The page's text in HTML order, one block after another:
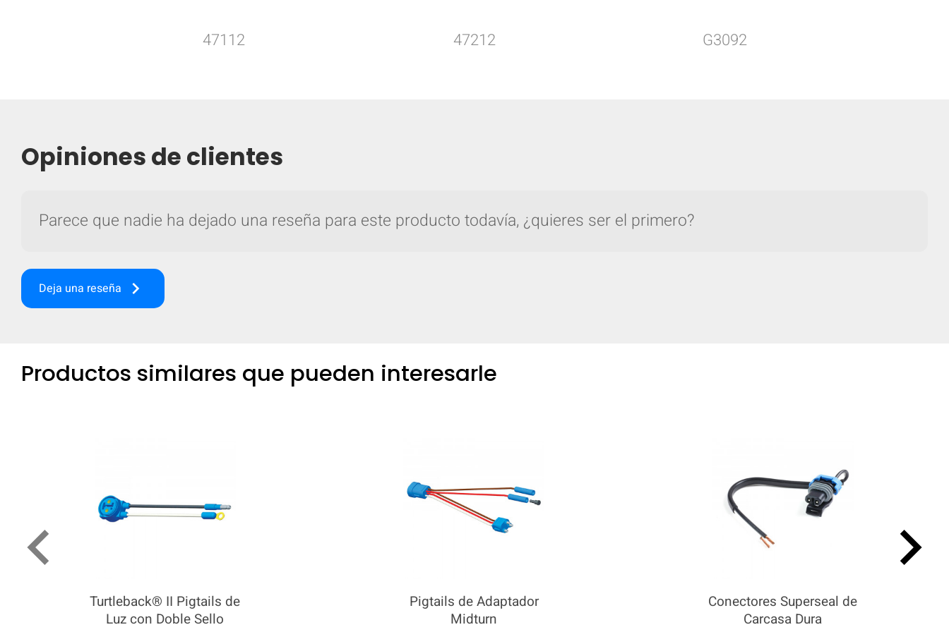
COMPARAR
47112 47212 G3092
Opiniones de clientes
Parece que nadie ha dejado una reseña para este producto todavía, ¿quieres ser el primero?
Deja una reseña keyboard_arrow_right
Productos similares que pueden interesarle
Turtleback® II Pigtails de
Luz con Doble Sello
Pigtails de Adaptador
Midturn
Conectores Superseal de
Carcasa Dura
keyboard_arrow_left keyboard_arrow_right